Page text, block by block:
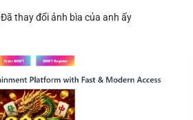
Đã thay đổi ảnh bìa của anh ấy